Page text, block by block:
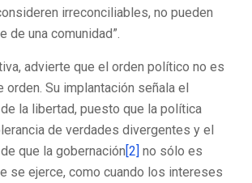
irreconciliables, no pueden
de una comunidad”.
advierte que el orden político no es
orden. Su implantación señala el
la libertad, puesto que la política
de verdades divergentes y el
que la gobernación[2] no sólo es
se ejerce, como cuando los intereses